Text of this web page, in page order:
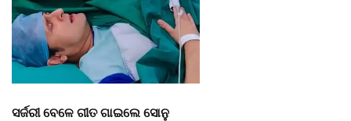
ସର୍ଜରୀ ବେଳେ ଗୀତ ଗାଇଲେ ସୋନୁ